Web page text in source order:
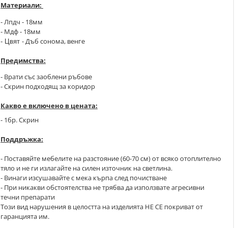
Материали:
- Лпдч - 18мм
- Мдф - 18мм
- Цвят - Дъб сонома, венге
Предимства:
- Врати със заоблени ръбове
- Скрин подходящ за коридор
Какво е включено в цената:
- 1бр. Скрин
Поддръжка:
- Поставяйте мебелите на разстояние (60-70 см) от всяко отоплително
тяло и не ги излагайте на силен източник на светлина.
- Винаги изсушавайте с мека кърпа след почистване
- При никакви обстоятелства не трябва да използвате агресивни
течни препарати
Този вид нарушения в целостта на изделията НЕ СЕ покриват от
гаранцията им.